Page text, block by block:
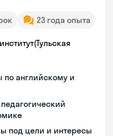
23 года опыта
по английскому и
под цели и интересы